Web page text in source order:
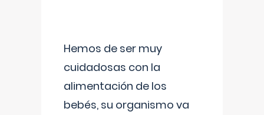
Hemos de ser muy
cuidadosas con la
alimentación de los
bebés, su organismo va